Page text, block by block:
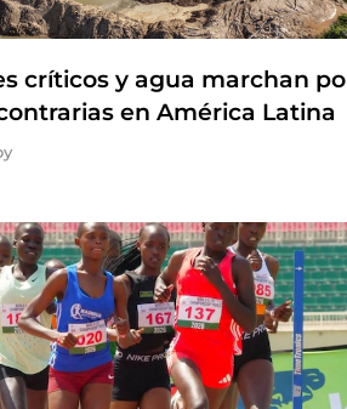
críticos y agua marchan
en América Latina